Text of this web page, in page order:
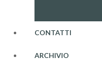
CONTATTI
ARCHIVIO